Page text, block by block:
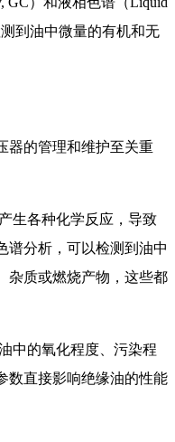
到油中微量的有机和无
器的管理和维护至关重
生各种化学反应，导致
谱分析，可以检测到油中
杂质或燃烧产物，这些都
中的氧化程度、污染程
数直接影响绝缘油的性能